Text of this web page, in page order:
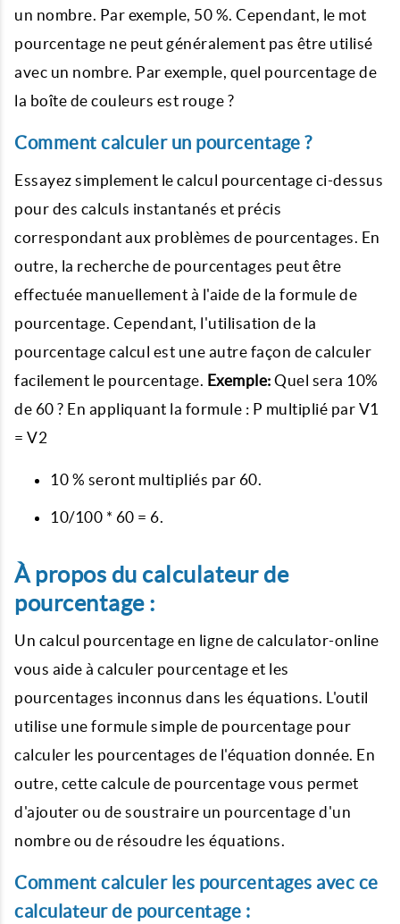
un nombre. Par exemple, 50 %. Cependant, le mot
pourcentage ne peut généralement pas être utilisé
avec un nombre. Par exemple, quel pourcentage de
la boîte de couleurs est rouge ?
Comment calculer un pourcentage ?
Essayez simplement le calcul pourcentage ci-dessus
pour des calculs instantanés et précis
correspondant aux problèmes de pourcentages. En
outre, la recherche de pourcentages peut être
effectuée manuellement à l'aide de la formule de
pourcentage. Cependant, l'utilisation de la
pourcentage calcul est une autre façon de calculer
facilement le pourcentage. Exemple: Quel sera 10%
de 60 ? En appliquant la formule : P multiplié par V1
= V2
10 % seront multipliés par 60.
10/100 * 60 = 6.
À propos du calculateur de
pourcentage :
Un calcul pourcentage en ligne de calculator-online
vous aide à calculer pourcentage et les
pourcentages inconnus dans les équations. L'outil
utilise une formule simple de pourcentage pour
calculer les pourcentages de l'équation donnée. En
outre, cette calcule de pourcentage vous permet
d'ajouter ou de soustraire un pourcentage d'un
nombre ou de résoudre les équations.
Comment calculer les pourcentages avec ce
calculateur de pourcentage :